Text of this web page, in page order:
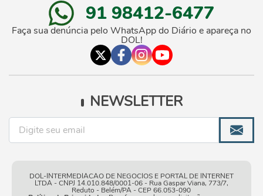
91 98412-6477
Faça sua denúncia pelo WhatsApp do Diário e apareça no
DOL!
NEWSLETTER
DOL-INTERMEDIACAO DE NEGOCIOS E PORTAL DE INTERNET
LTDA - CNPJ 14.010.848/0001-06 - Rua Gaspar Viana, 773/7,
Reduto - Belém/PA - CEP 66.053-090